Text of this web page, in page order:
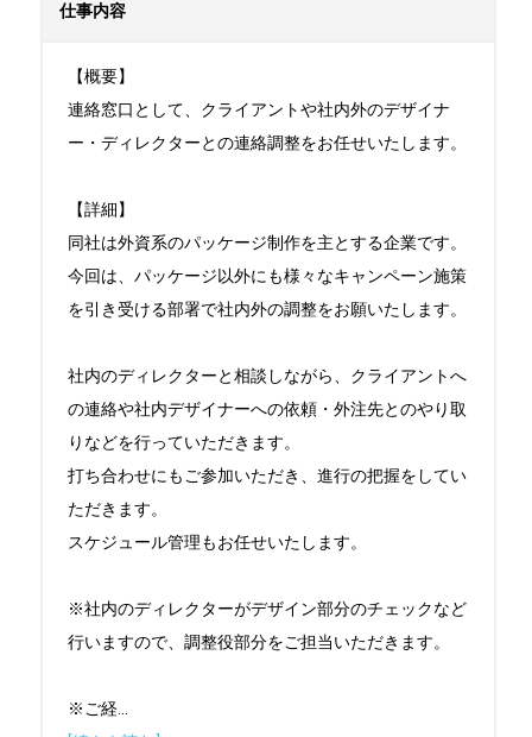
仕事内容
【概要】
連絡窓口として、クライアントや社内外のデザイナ
ー・ディレクターとの連絡調整をお任せいたします。
【詳細】
同社は外資系のパッケージ制作を主とする企業です。
今回は、パッケージ以外にも様々なキャンペーン施策
を引き受ける部署で社内外の調整をお願いたします。
社内のディレクターと相談しながら、クライアントへ
の連絡や社内デザイナーへの依頼・外注先とのやり取
りなどを行っていただきます。
打ち合わせにもご参加いただき、進行の把握をしてい
ただきます。
スケジュール管理もお任せいたします。
※社内のディレクターがデザイン部分のチェックなど
行いますので、調整役部分をご担当いただきます。
※ご経...